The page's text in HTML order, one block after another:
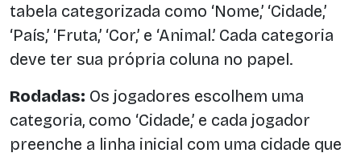
tabela categorizada como ‘Nome,’ ‘Cidade,’
‘País,’ ‘Fruta,’ ‘Cor,’ e ‘Animal.’ Cada categoria
deve ter sua própria coluna no papel.
Rodadas: Os jogadores escolhem uma
categoria, como ‘Cidade,’ e cada jogador
preenche a linha inicial com uma cidade que